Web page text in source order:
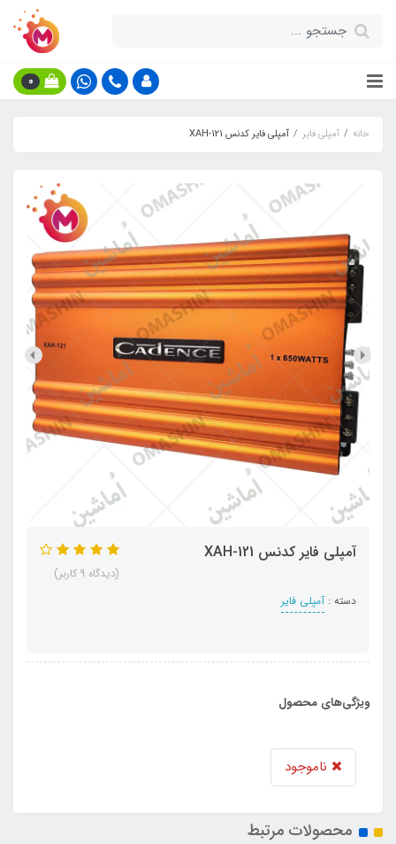
0
خانه آمپلی فایر آمپلی فایر کدنس XAH-121
آمپلی فایر کدنس XAH-121
دسته : آمپلی فایر
(دیدگاه 9 کاربر)
ویژگی‌های محصول
ناموجود
محصولات مرتبط